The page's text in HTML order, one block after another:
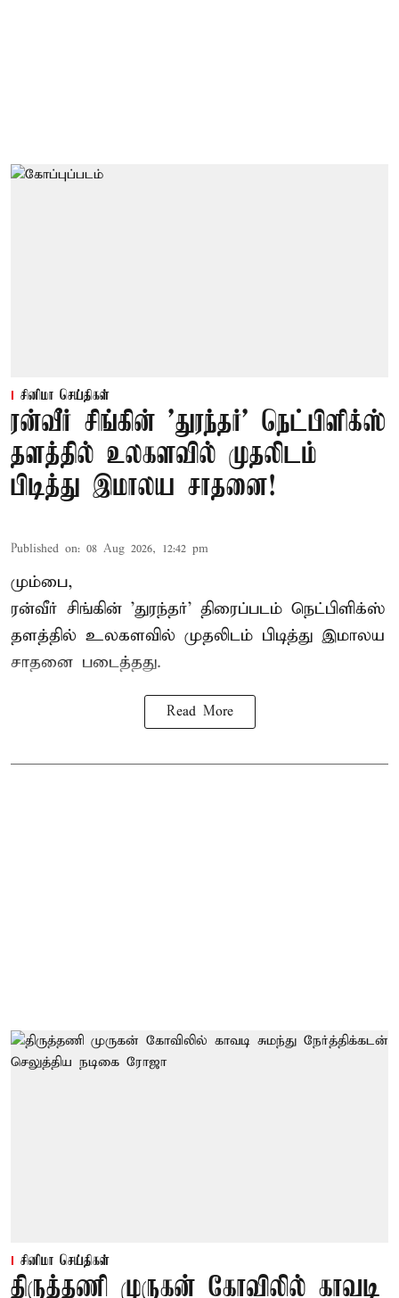
சினிமா செய்திகள்
ரன்வீர் சிங்கின் 'துரந்தர்' நெட்பிளிக்ஸ்
தளத்தில் உலகளவில் முதலிடம்
பிடித்து இமாலய சாதனை!
Published on: 08 Aug 2026, 12:42 pm
மும்பை,
ரன்வீர் சிங்கின் 'துரந்தர்' திரைப்படம் நெட்பிளிக்ஸ்
தளத்தில் உலகளவில் முதலிடம் பிடித்து இமாலய
சாதனை படைத்தது.
Read More
சினிமா செய்திகள்
திருத்தணி முருகன் கோவிலில் காவடி